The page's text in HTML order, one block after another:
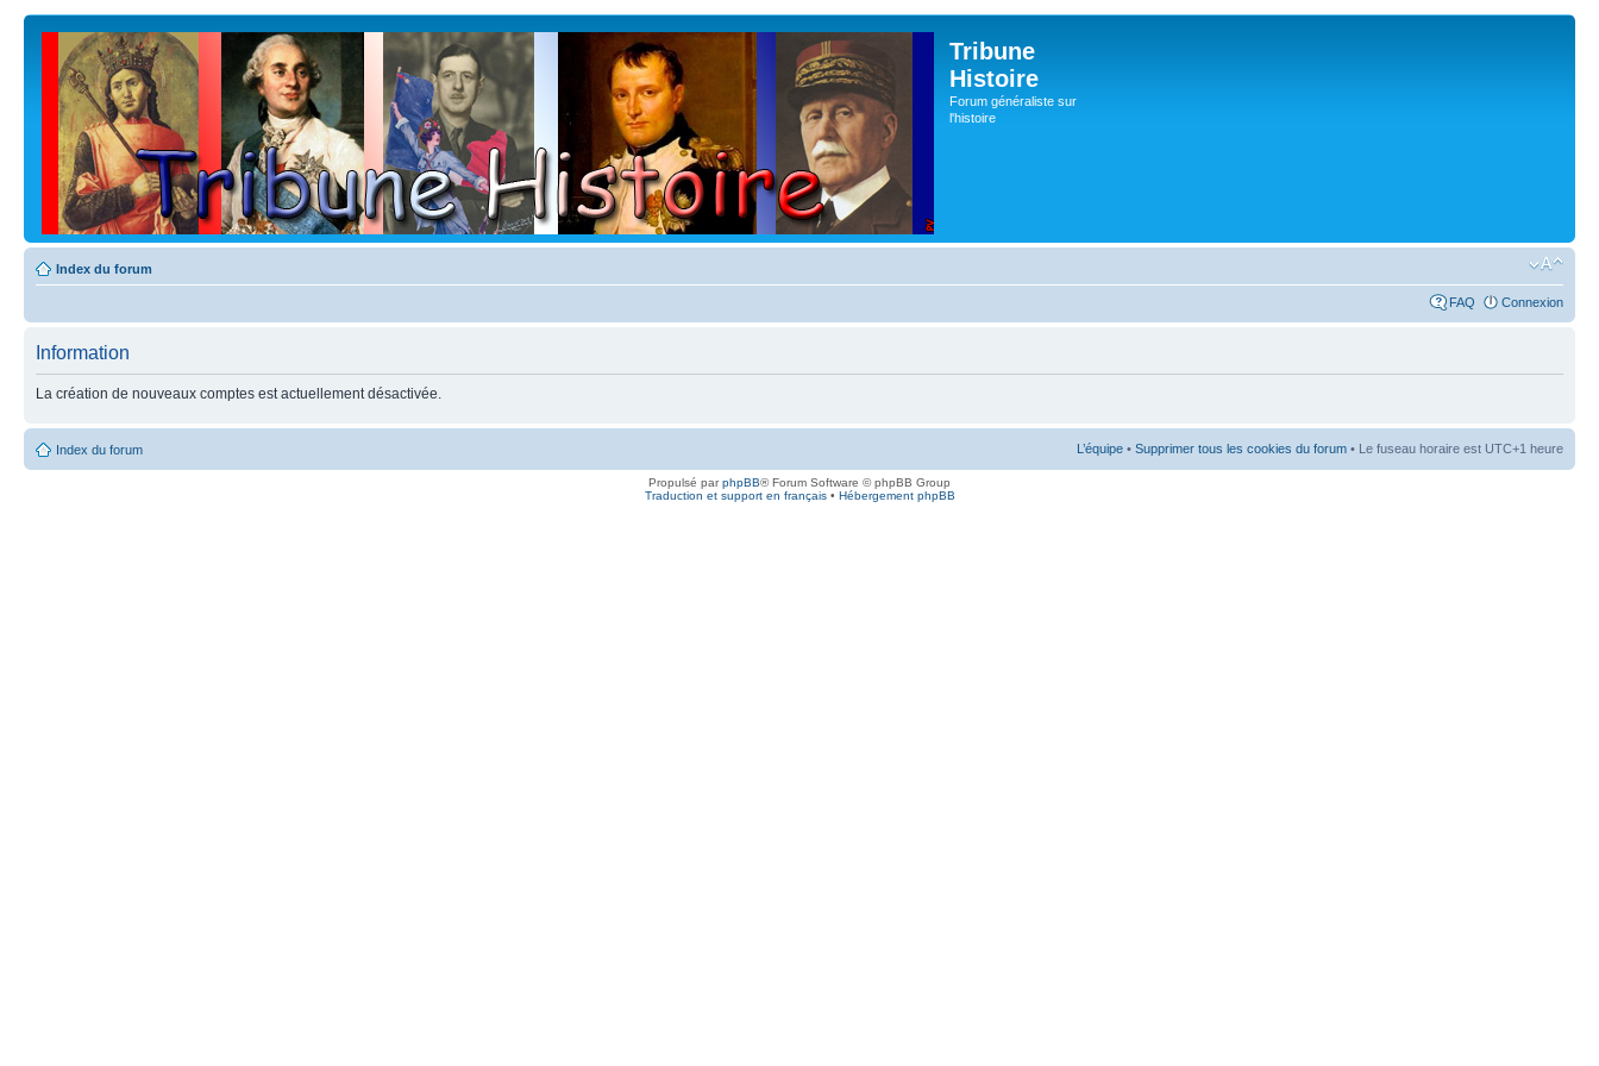
Tribune
Histoire
Forum généraliste sur
l'histoire
Index du forum
FAQ Connexion
Information
La création de nouveaux comptes est actuellement désactivée.
Index du forum L’équipe • Supprimer tous les cookies du forum • Le fuseau horaire est UTC+1 heure
Propulsé parphpBB® Forum Software © phpBB Group
Traduction et support en français• Hébergement phpBB